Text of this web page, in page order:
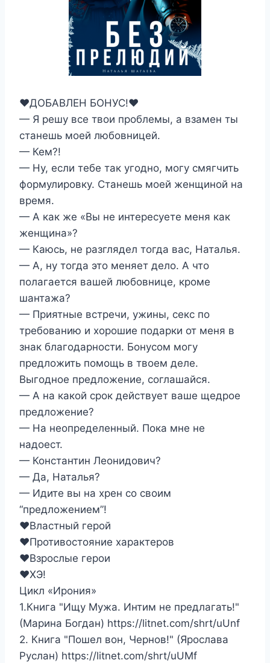
‍❤️‍ДОБАВЛЕН БОНУС!‍❤️‍
— Я решу все твои проблемы, а взамен ты
станешь моей любовницей.
— Кем?!
— Ну, если тебе так угодно, могу смягчить
формулировку. Станешь моей женщиной на
время.
— А как же «Вы не интересуете меня как
женщина»?
— Каюсь, не разглядел тогда вас, Наталья.
— А, ну тогда это меняет дело. А что
полагается вашей любовнице, кроме
шантажа?
— Приятные встречи, ужины, секс по
требованию и хорошие подарки от меня в
знак благодарности. Бонусом могу
предложить помощь в твоем деле.
Выгодное предложение, соглашайся.
— А на какой срок действует ваше щедрое
предложение?
— На неопределенный. Пока мне не
надоест.
— Константин Леонидович?
— Да, Наталья?
— Идите вы на хрен со своим
“предложением”!
‍❤️‍Властный герой
‍❤️‍Противостояние характеров
‍❤️‍Взрослые герои
‍❤️‍ХЭ!
Цикл «Ирония»
1.Книга "Ищу Мужа. Интим не предлагать!"
(Марина Богдан) https://litnet.com/shrt/uUnf
2. Книга "Пошел вон, Чернов!" (Ярослава
Руслан) https://litnet.com/shrt/uUMf